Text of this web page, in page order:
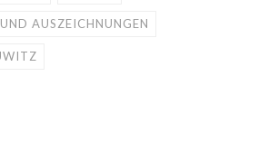
AUSZEICHNUNGEN